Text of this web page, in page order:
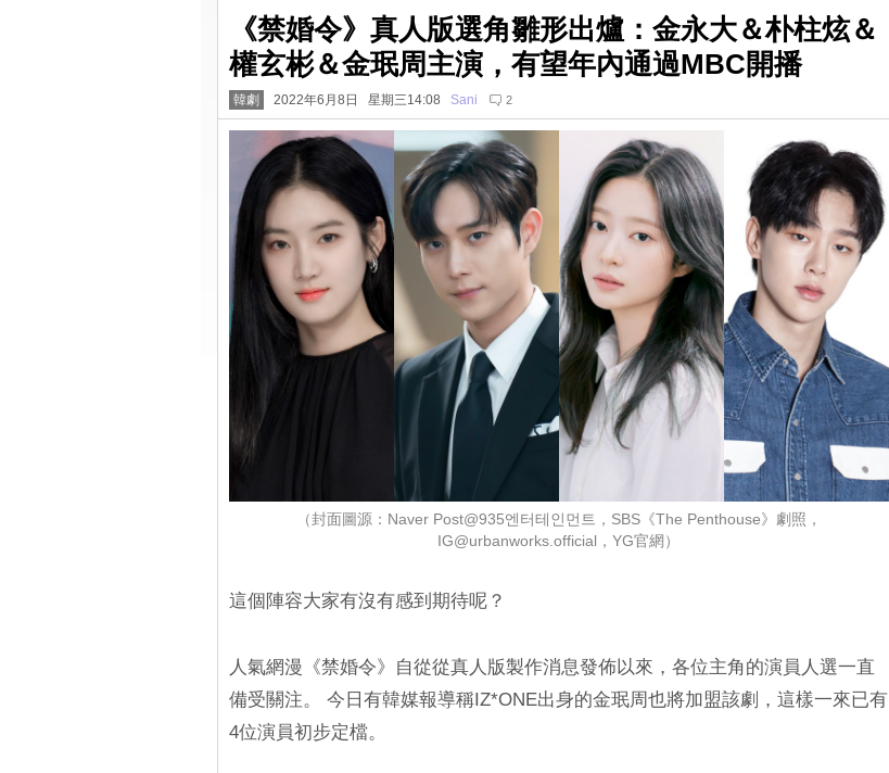
《禁婚令》真人版選角雛形出爐：金永大＆朴柱炫＆
權玄彬＆金珉周主演，有望年內通過MBC開播
韓劇 2022年6月8日 星期三14:08 Sani 2
（封面圖源：Naver Post@935엔터테인먼트，SBS《The Penthouse》劇照，
IG@urbanworks.official，YG官網）
這個陣容大家有沒有感到期待呢？
人氣網漫《禁婚令》自從從真人版製作消息發佈以來，各位主角的演員人選一直
備受關注。 今日有韓媒報導稱IZ*ONE出身的金珉周也將加盟該劇，這樣一來已有
4位演員初步定檔。